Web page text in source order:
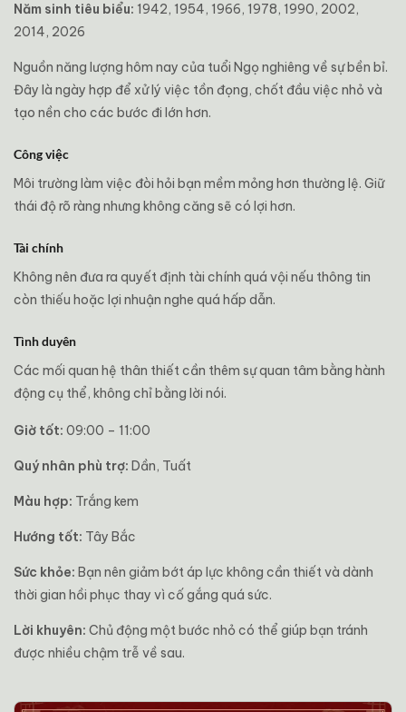
Năm sinh tiêu biểu: 1942, 1954, 1966, 1978, 1990, 2002,
2014, 2026
Nguồn năng lượng hôm nay của tuổi Ngọ nghiêng về sự bền bỉ.
Đây là ngày hợp để xử lý việc tồn đọng, chốt đầu việc nhỏ và
tạo nền cho các bước đi lớn hơn.
Công việc
Môi trường làm việc đòi hỏi bạn mềm mỏng hơn thường lệ. Giữ
thái độ rõ ràng nhưng không căng sẽ có lợi hơn.
Tài chính
Không nên đưa ra quyết định tài chính quá vội nếu thông tin
còn thiếu hoặc lợi nhuận nghe quá hấp dẫn.
Tình duyên
Các mối quan hệ thân thiết cần thêm sự quan tâm bằng hành
động cụ thể, không chỉ bằng lời nói.
Giờ tốt: 09:00 – 11:00
Quý nhân phù trợ: Dần, Tuất
Màu hợp: Trắng kem
Hướng tốt: Tây Bắc
Sức khỏe: Bạn nên giảm bớt áp lực không cần thiết và dành
thời gian hồi phục thay vì cố gắng quá sức.
Lời khuyên: Chủ động một bước nhỏ có thể giúp bạn tránh
được nhiều chậm trễ về sau.